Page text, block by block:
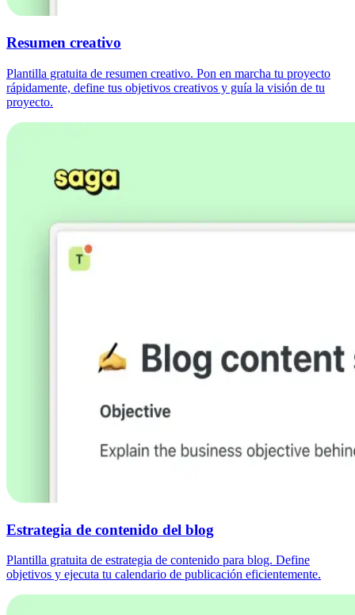
Resumen creativo
Plantilla gratuita de resumen creativo. Pon en marcha tu proyecto
rápidamente, define tus objetivos creativos y guía la visión de tu
proyecto.
Estrategia de contenido del blog
Plantilla gratuita de estrategia de contenido para blog. Define
objetivos y ejecuta tu calendario de publicación eficientemente.